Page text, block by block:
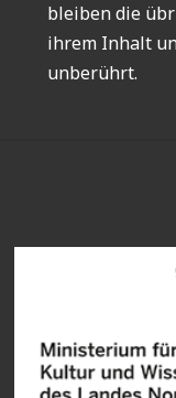
bleiben die
ihrem Inhalt
unberührt.